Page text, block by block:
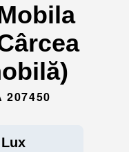
207450